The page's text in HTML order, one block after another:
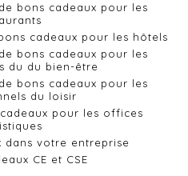
bons cadeaux pour les
cadeaux pour les hôtels
bons cadeaux pour les
du du bien-être
bons cadeaux pour les
du loisir
pour les offices
dans votre entreprise
CE et CSE